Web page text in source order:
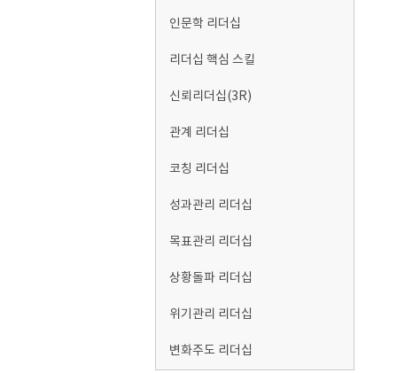
인문학 리더십
리더십 핵심 스킬
신뢰리더십(3R)
관계 리더십
코칭 리더십
성과관리 리더십
목표관리 리더십
상황돌파 리더십
위기관리 리더십
변화주도 리더십